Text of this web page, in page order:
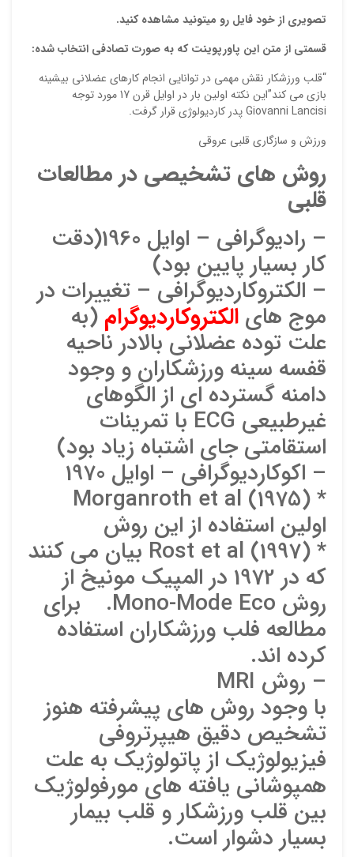
تصویری از خود فایل رو میتونید مشاهده کنید.
قسمتی از متن این پاورپوینت که به صورت تصادفی انتخاب شده:
“قلب ورزشکار نقش مهمي در توانايي انجام کارهاي عضلاني بيشينه
بازي مي کند”اين نکته اولين بار در اوايل قرن 17 مورد توجه
Giovanni Lancisi پدر کارديولوژي قرار گرفت.
ورزش و سازگاري قلبي عروقي
روش هاي تشخيصي در مطالعات
قلبي
– راديوگرافي – اوايل 1960(دقت
کار بسيار پايين بود)
– الکتروکارديوگرافي – تغييرات در
موج هاي الکتروکارديوگرام (به
علت توده عضلاني بالادر ناحيه
قفسه سينه ورزشکاران و وجود
دامنه گسترده اي از الگوهاي
غيرطبيعي ECG با تمرينات
استقامتي جاي اشتباه زياد بود)
– اکوکارديوگرافي – اوايل 1970
* Morganroth et al (1975)
اولين استفاده از اين روش
* Rost et al (1997) بيان مي کنند
که در 1972 در المپيک مونيخ از
روش Mono-Mode Eco. براي
مطالعه فلب ورزشکاران استفاده
کرده اند.
– روش MRI
با وجود روش هاي پيشرفته هنوز
تشخيص دقيق هيپرتروفي
فيزيولوژيک از پاتولوژيک به علت
همپوشاني يافته هاي مورفولوژيک
بين قلب ورزشکار و قلب بيمار
بسيار دشوار است.